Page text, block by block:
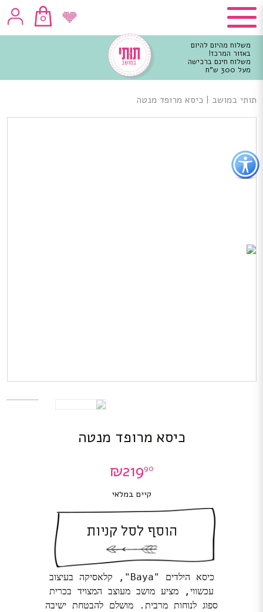
כפתור
לפתיחת
תפריט
נגישות
0
משלוח מהיום להיום
באזור המרכז!
משלוח חינם ברכישה
מעל 300 ש"ח
מרכזי
תותי במושב | כיסא מרופד מנטה
כיסא מרופד מנטה
₪21990
קיים במלאי
הוסף לסל קניות
כיסא הילדים "Baya", קלאסיקה בעיצוב
עכשווי, מציע מושב מעוצב המצויד בכרית
ספוג לנוחות מרבית. מושלם להבטחת ישיבה